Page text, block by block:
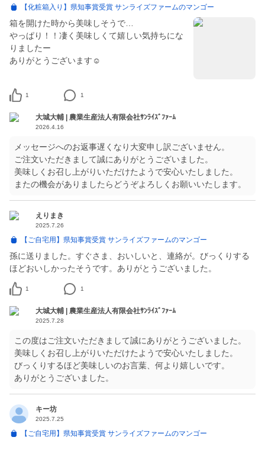
【化粧箱入り】県知事賞受賞 サンライズファームのマンゴー
箱を開けた時から美味しそうで…
やっぱり！！凄く美味しくて嬉しい気持ちにな
りましたー
ありがとうございます☺️
1 1
大城大輔 | 農業生産法人有限会社ｻﾝﾗｲｽﾞﾌｧｰﾑ
2026.4.16
メッセージへのお返事遅くなり大変申し訳ございません。
ご注文いただきまして誠にありがとうございました。
美味しくお召し上がりいただけたようで安心いたしました。
またの機会がありましたらどうぞよろしくお願いいたします。
えりまき
2025.7.26
【ご自宅用】県知事賞受賞 サンライズファームのマンゴー
孫に送りました。すぐさま、おいしいと、連絡が。びっくりする
ほどおいしかったそうです。ありがとうございました。
1 1
大城大輔 | 農業生産法人有限会社ｻﾝﾗｲｽﾞﾌｧｰﾑ
2025.7.28
この度はご注文いただきまして誠にありがとうございました。
美味しくお召し上がりいただけたようで安心いたしました。
びっくりするほど美味しいのお言葉、何より嬉しいです。
ありがとうございました。
キー坊
2025.7.25
【ご自宅用】県知事賞受賞 サンライズファームのマンゴー